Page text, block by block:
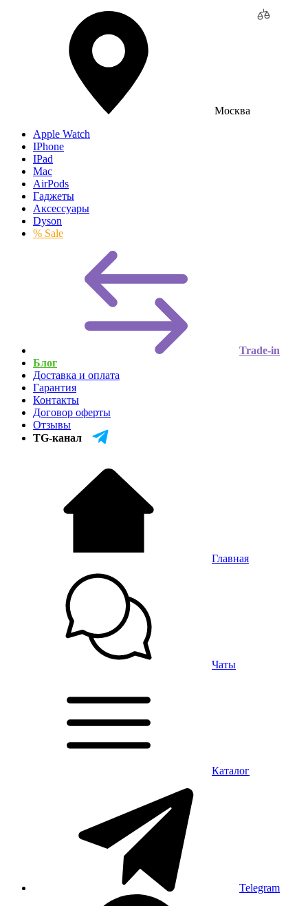
Москва
Apple Watch
IPhone
IPad
Mac
AirPods
Гаджеты
Аксессуары
Dyson
% Sale
Trade-in
Блог
Доставка и оплата
Гарантия
Контакты
Договор оферты
Отзывы
TG-канал
Главная
Чаты
Каталог
Telegram